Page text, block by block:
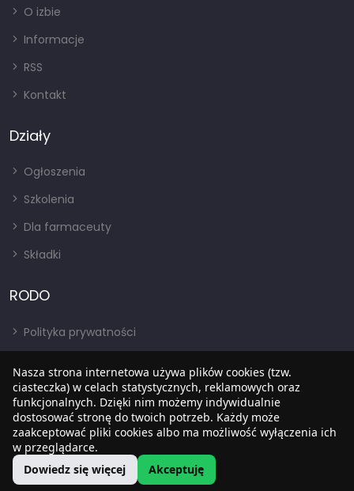
O izbie
Informacje
RSS
Kontakt
Działy
Ogłoszenia
Szkolenia
Dla farmaceuty
Składki
RODO
Polityka prywatności
RODO
BIP
Copyright © 2022 SIA. Wszystkie prawa zastrzezone.
Nasza strona internetowa używa plików cookies (tzw.
ciasteczka) w celach statystycznych, reklamowych oraz
funkcjonalnych. Dzięki nim możemy indywidualnie
dostosować stronę do twoich potrzeb. Każdy może
zaakceptować pliki cookies albo ma możliwość wyłączenia ich
w przeglądarce.
Dowiedz się więcej
Akceptuję